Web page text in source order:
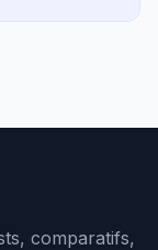
comparatifs,